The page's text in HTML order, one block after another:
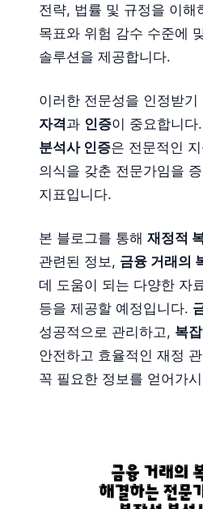
전략, 법률 및 규정을 이해
목표와 위험 감수 수준에
솔루션을 제공합니다.
이러한 전문성을 인정받기
자격과 인증이 중요합니다.
분석사 인증은 전문적인
의식을 갖춘 전문가임을
지표입니다.
본 블로그를 통해 재정적
관련된 정보, 금융 거래의
데 도움이 되는 다양한 자
등을 제공할 예정입니다.
성공적으로 관리하고, 복
안전하고 효율적인 재정
꼭 필요한 정보를 얻어가